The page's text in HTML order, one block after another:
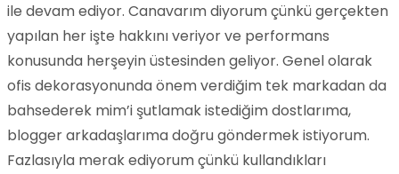
ile devam ediyor. Canavarım diyorum çünkü gerçekten
yapılan her işte hakkını veriyor ve performans
konusunda herşeyin üstesinden geliyor. Genel olarak
ofis dekorasyonunda önem verdiğim tek markadan da
bahsederek mim’i şutlamak istediğim dostlarıma,
blogger arkadaşlarıma doğru göndermek istiyorum.
Fazlasıyla merak ediyorum çünkü kullandıkları